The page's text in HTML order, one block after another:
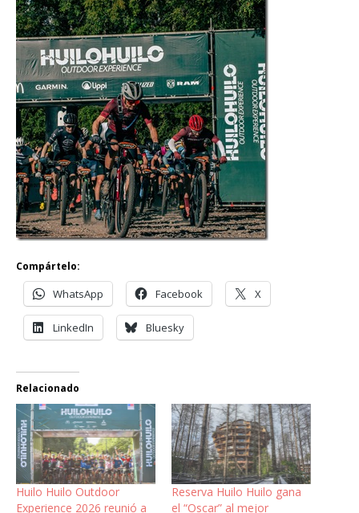
Compártelo:
WhatsApp Facebook X
LinkedIn Bluesky
Relacionado
Huilo Huilo Outdoor
Experience 2026 reunió a
Reserva Huilo Huilo gana
el “Oscar” al mejor